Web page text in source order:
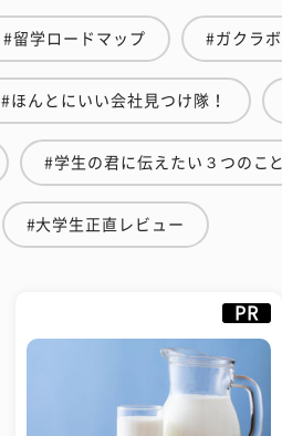
#留学ロードマップ #ガクラボ
#ほんとにいい会社見つけ隊！
#学生の君に伝えたい３つのこと
#大学生正直レビュー
PR